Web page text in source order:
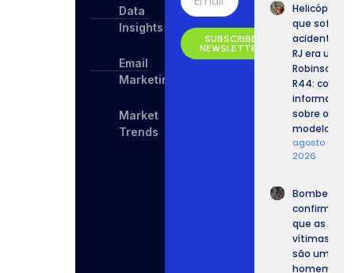
Data
Insights
Email
Marketing
Market
Trends
SUBSCRIBE
NEWSLETTER
Helicóptero
que sofreu
acidente no
RJ era um
Robinson
R44: confira
informações
sobre o
modelo.
agosto 9,
2026
Bombeiros
confirmam
que as
vítimas
são um
homem e